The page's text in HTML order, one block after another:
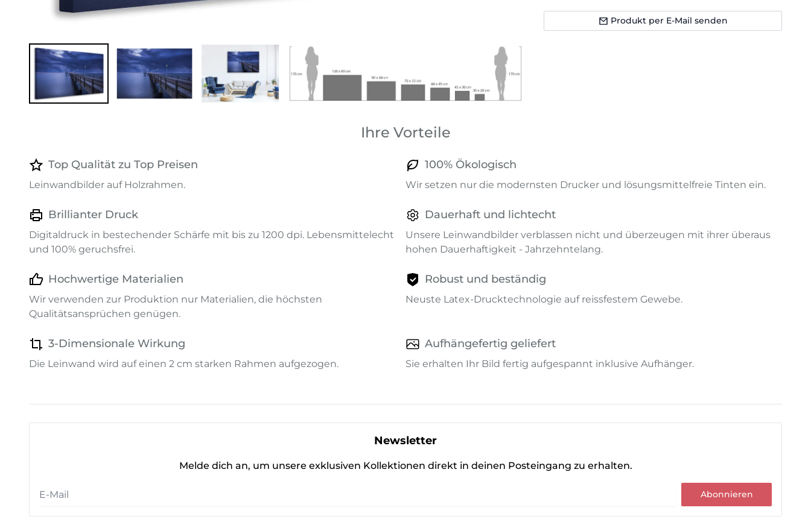
Produkt per E-Mail senden
Ihre Vorteile
Top Qualität zu Top Preisen
Leinwandbilder auf Holzrahmen.
100% Ökologisch
Wir setzen nur die modernsten Drucker und lösungsmittelfreie Tinten ein.
Brillianter Druck
Digitaldruck in bestechender Schärfe mit bis zu 1200 dpi. Lebensmittelecht
und 100% geruchsfrei.
Dauerhaft und lichtecht
Unsere Leinwandbilder verblassen nicht und überzeugen mit ihrer überaus
hohen Dauerhaftigkeit - Jahrzehntelang.
Hochwertige Materialien
Wir verwenden zur Produktion nur Materialien, die höchsten
Qualitätsansprüchen genügen.
Robust und beständig
Neuste Latex-Drucktechnologie auf reissfestem Gewebe.
3-Dimensionale Wirkung
Die Leinwand wird auf einen 2 cm starken Rahmen aufgezogen.
Aufhängefertig geliefert
Sie erhalten Ihr Bild fertig aufgespannt inklusive Aufhänger.
Newsletter
Melde dich an, um unsere exklusiven Kollektionen direkt in deinen Posteingang zu erhalten.
Abonnieren